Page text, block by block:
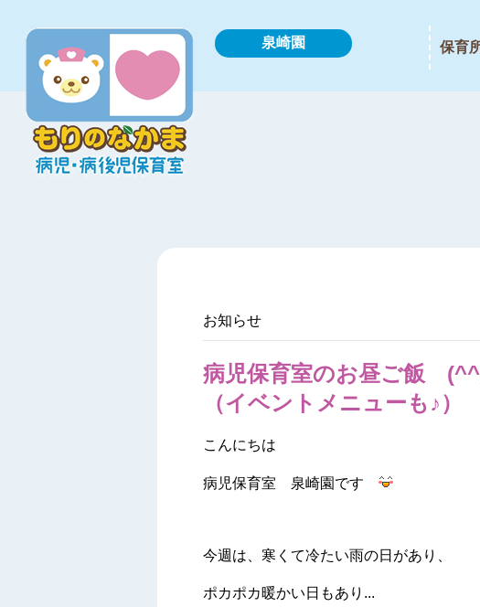
泉崎園 保育
お知らせ
病児保育室のお昼ご飯
（イベントメニューも♪）
こんにちは
病児保育室 泉崎園です
今週は、寒くて冷たい雨の日があり、
ポカポカ暖かい日もあり...